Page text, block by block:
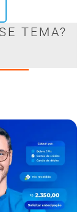
TEMA?